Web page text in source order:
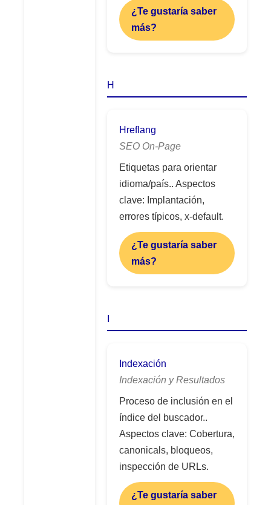
¿Te gustaría saber
más?
H
Hreflang
SEO On-Page
Etiquetas para orientar
idioma/país.. Aspectos
clave: Implantación,
errores típicos, x-default.
¿Te gustaría saber
más?
I
Indexación
Indexación y Resultados
Proceso de inclusión en el
índice del buscador..
Aspectos clave: Cobertura,
canonicals, bloqueos,
inspección de URLs.
¿Te gustaría saber